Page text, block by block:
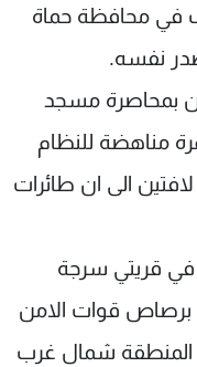
محافظة حماة
نفسه.
بمحاصرة مسجد
مناهضة للنظام
الى ان طائرات
قريتي سرجة
برصاص قوات الامن
المنطقة شمال غرب